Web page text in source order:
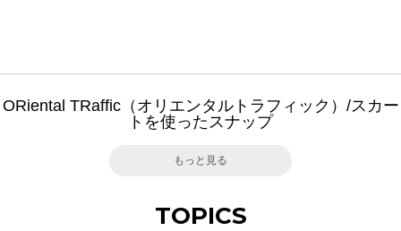
ORiental TRaffic（オリエンタルトラフィック）/スカー
トを使ったスナップ
もっと見る
TOPICS